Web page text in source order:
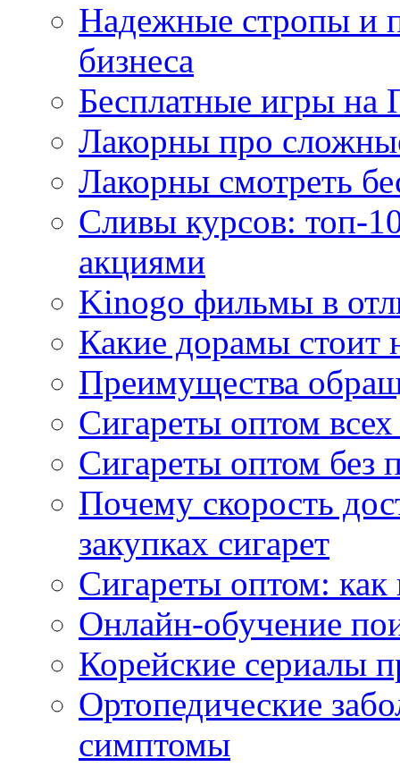
Надежные стропы и
бизнеса
Бесплатные игры на
Лакорны про
Лакорны смотреть
Сливы курсов: топ-
акциями
Kinogo фильмы в
Какие дорамы стоит
Преимущества
Сигареты оптом
Сигареты оптом без
Почему скорость
закупках сигарет
Сигареты оптом:
Онлайн-обучение
Корейские сериалы
Ортопедические
симптомы